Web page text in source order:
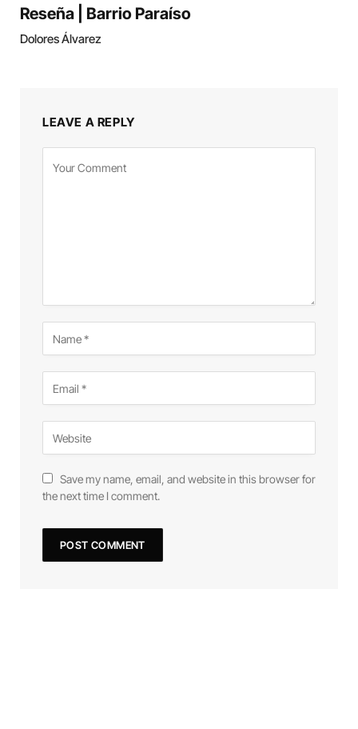
Reseña | Barrio Paraíso
Dolores Álvarez
LEAVE A REPLY
Save my name, email, and website in this browser for
the next time I comment.